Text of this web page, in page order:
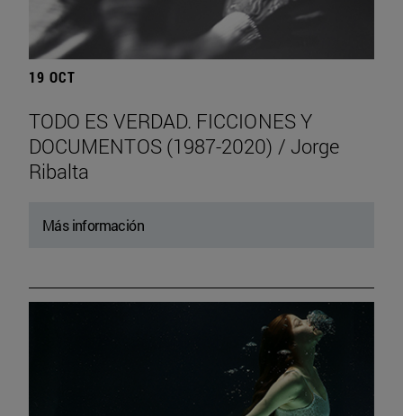
19 OCT
TODO ES VERDAD. FICCIONES Y
DOCUMENTOS (1987-2020) / Jorge
Ribalta
Más información